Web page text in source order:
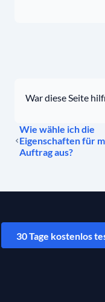
War diese Seite
Wie wähle ich die
Eigenschaften für
Auftrag aus?
30 Tage kostenlos